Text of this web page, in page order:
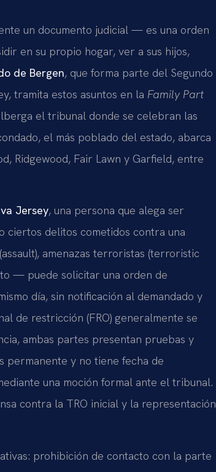
un documento judicial — es una orden
en su propio hogar, ver a sus hijos,
de Bergen, que forma parte del Segundo
tramita estos asuntos en la Family Part
el tribunal donde se celebran las
el más poblado del estado, abarca
Ridgewood, Fair Lawn y Garfield, entre
Jersey, una persona que alega ser
ciertos delitos cometidos contra una
amenazas terroristas (terroristic
— puede solicitar una orden de
día, sin notificación al demandado y
de restricción (FRO) generalmente se
ambas partes presentan pruebas y
permanente y no tiene fecha de
una moción formal ante el tribunal.
contra la TRO inicial y la representación
prohibición de contacto con la parte